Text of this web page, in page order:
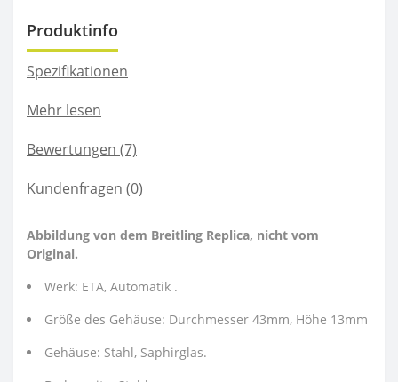
Produktinfo
Spezifikationen
Mehr lesen
Bewertungen (7)
Kundenfragen (0)
Abbildung von dem Breitling Replica, nicht vom
Original.
Werk: ETA, Automatik .
Größe des Gehäuse: Durchmesser 43mm, Höhe 13mm
Gehäuse: Stahl, Saphirglas.